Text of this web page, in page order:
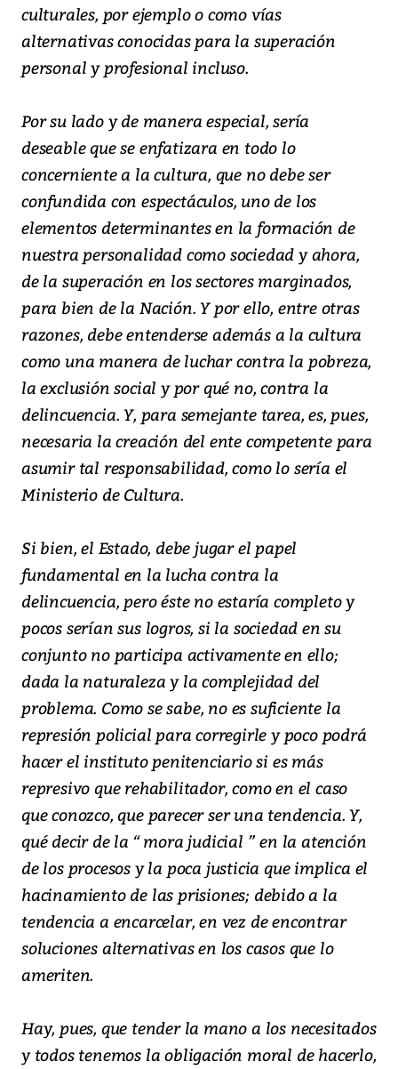
culturales, por ejemplo o como vías
alternativas conocidas para la superación
personal y profesional incluso.
Por su lado y de manera especial, sería
deseable que se enfatizara en todo lo
concerniente a la cultura, que no debe ser
confundida con espectáculos, uno de los
elementos determinantes en la formación de
nuestra personalidad como sociedad y ahora,
de la superación en los sectores marginados,
para bien de la Nación. Y por ello, entre otras
razones, debe entenderse además a la cultura
como una manera de luchar contra la pobreza,
la exclusión social y por qué no, contra la
delincuencia. Y, para semejante tarea, es, pues,
necesaria la creación del ente competente para
asumir tal responsabilidad, como lo sería el
Ministerio de Cultura.
Si bien, el Estado, debe jugar el papel
fundamental en la lucha contra la
delincuencia, pero éste no estaría completo y
pocos serían sus logros, si la sociedad en su
conjunto no participa activamente en ello;
dada la naturaleza y la complejidad del
problema. Como se sabe, no es suficiente la
represión policial para corregirle y poco podrá
hacer el instituto penitenciario si es más
represivo que rehabilitador, como en el caso
que conozco, que parecer ser una tendencia. Y,
qué decir de la “ mora judicial ” en la atención
de los procesos y la poca justicia que implica el
hacinamiento de las prisiones; debido a la
tendencia a encarcelar, en vez de encontrar
soluciones alternativas en los casos que lo
ameriten.
Hay, pues, que tender la mano a los necesitados
y todos tenemos la obligación moral de hacerlo,